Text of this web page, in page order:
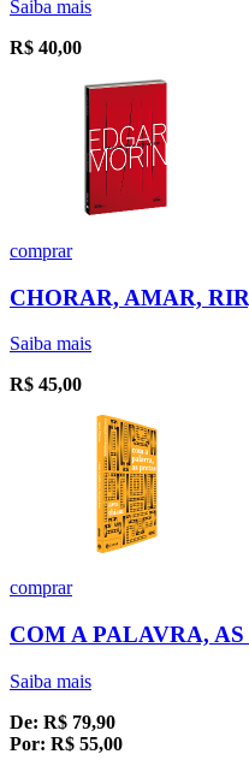
Saiba mais
R$ 40,00
comprar
CHORAR, AMAR,
Saiba mais
R$ 45,00
comprar
COM A PALAVRA, AS
Saiba mais
De: R$ 79,90
Por: R$ 55,00